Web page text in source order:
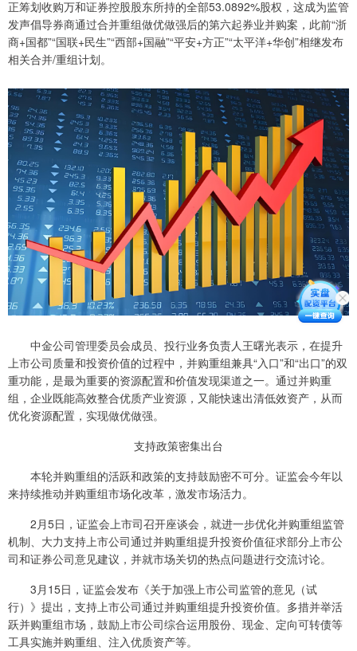
正筹划收购万和证券控股股东所持的全部53.0892%股权，这成为监管
发声倡导券商通过合并重组做优做强后的第六起券业并购案，此前“浙
商+国都”“国联+民生”“西部+国融”“平安+方正”“太平洋+华创”相继发布
相关合并/重组计划。
中金公司管理委员会成员、投行业务负责人王曙光表示，在提升
上市公司质量和投资价值的过程中，并购重组兼具“入口”和“出口”的双
重功能，是最为重要的资源配置和价值发现渠道之一。通过并购重
组，企业既能高效整合优质产业资源，又能快速出清低效资产，从而
优化资源配置，实现做优做强。
支持政策密集出台
本轮并购重组的活跃和政策的支持鼓励密不可分。证监会今年以
来持续推动并购重组市场化改革，激发市场活力。
2月5日，证监会上市司召开座谈会，就进一步优化并购重组监管
机制、大力支持上市公司通过并购重组提升投资价值征求部分上市公
司和证券公司意见建议，并就市场关切的热点问题进行交流讨论。
3月15日，证监会发布《关于加强上市公司监管的意见（试
行）》提出，支持上市公司通过并购重组提升投资价值。多措并举活
跃并购重组市场，鼓励上市公司综合运用股份、现金、定向可转债等
工具实施并购重组、注入优质资产等。